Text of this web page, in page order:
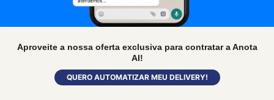
Aproveite a nossa oferta exclusiva para contratar a Anota
AI!
QUERO AUTOMATIZAR MEU DELIVERY!